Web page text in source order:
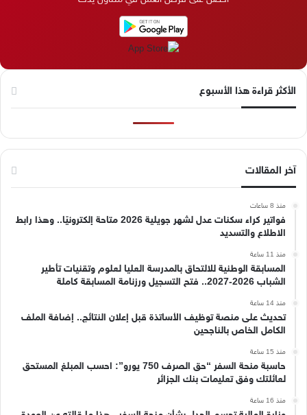
م
الأكثر قراءة هذا الأسبوع
آخر المقالات
منذ 8 ساعات
فواتير كراء سكنات عدل لشهر جويلية 2026 متاحة إلكترونيًا.. وهذا رابط
الاطلاع والتسديد
منذ 11 ساعة
المسابقة الوطنية للالتحاق بالمدرسة العليا لعلوم وتقنيات تأطير
الشباب 2026-2027.. فتح التسجيل ورزنامة المسابقة كاملة
منذ 14 ساعة
تحديث على منصة توظيف الأساتذة قبل إعلان النتائج.. إضافة الملف
الكامل الخاص بالناجحين
منذ 15 ساعة
حاسبة منحة السفر “حق الصرف 750 يورو”: احسب المبلغ المستحق
لعائلتك وفق تعليمات بنك الجزائر
منذ 16 ساعة